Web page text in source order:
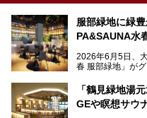
服部緑地に緑
PA&SAUNA水
2026年6月5日、
春 服部緑地」が
当初の計画から
サウナ・岩盤浴
を融合した、これ
「鶴見緑地湯
GEや瞑想サウ